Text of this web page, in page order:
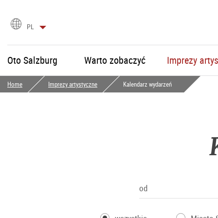
Wybór
języka
PL
Oto Salzburg Warto zobaczyć Imprezy
Home Imprezy artystyczne Kalendarz wydarzeń
od